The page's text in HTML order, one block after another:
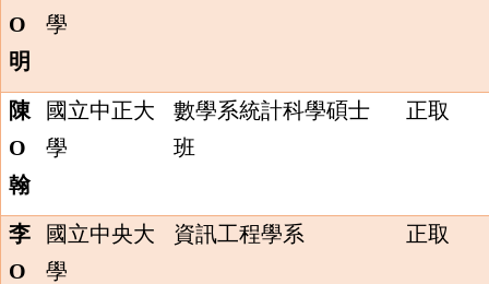
O
明
學
陳
O
翰
國立中正大
學
數學系統計科學碩士
班
正取
李
O
國立中央大
學
資訊工程學系 正取